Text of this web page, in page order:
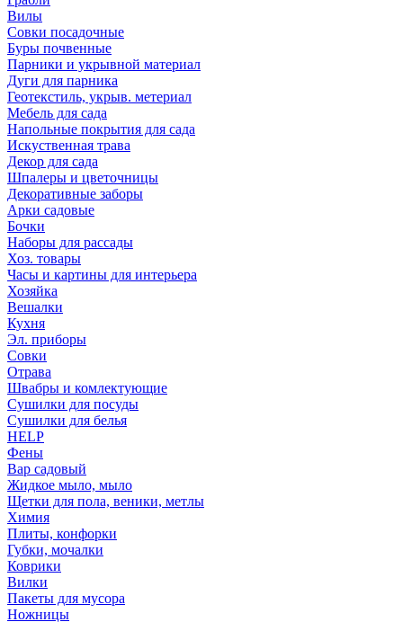
Вилы
Совки посадочные
Буры почвенные
Парники и укрывной материал
Дуги для парника
Геотекстиль, укрыв. метериал
Мебель для сада
Напольные покрытия для сада
Искуственная трава
Декор для сада
Шпалеры и цветочницы
Декоративные заборы
Арки садовые
Бочки
Наборы для рассады
Хоз. товары
Часы и картины для интерьера
Хозяйка
Вешалки
Кухня
Эл. приборы
Совки
Отрава
Швабры и комлектующие
Сушилки для посуды
Сушилки для белья
HELP
Фены
Вар садовый
Жидкое мыло, мыло
Щетки для пола, веники, метлы
Химия
Плиты, конфорки
Губки, мочалки
Коврики
Вилки
Пакеты для мусора
Ножницы